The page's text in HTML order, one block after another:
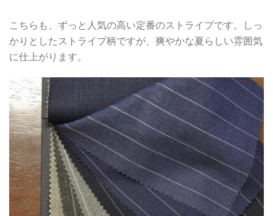
こちらも、ずっと人気の高い定番のストライプです。しっ
かりとしたストライプ柄ですが、爽やかな夏らしい雰囲気
に仕上がります。